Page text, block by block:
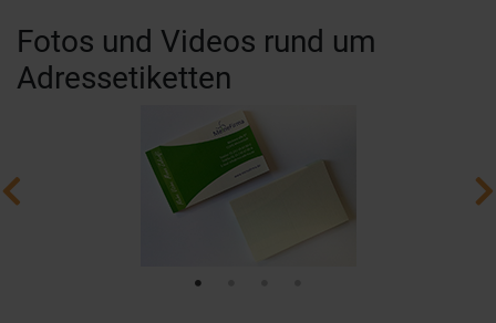
Fotos und Videos rund um
Adressetiketten